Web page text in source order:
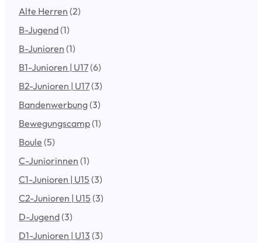
Alte Herren (2)
B-Jugend(1)
B-Junioren (1)
B1-Junioren | U17(6)
B2-Junioren | U17(3)
Bandenwerbung(3)
Bewegungscamp(1)
Boule (5)
C-Juniorinnen (1)
C1-Junioren | U15 (3)
C2-Junioren | U15 (3)
D-Jugend(3)
D1-Junioren | U13 (3)